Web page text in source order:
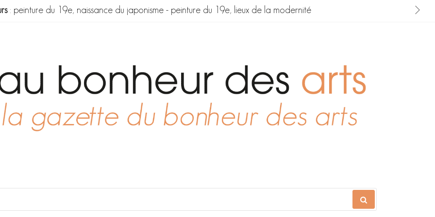
: peinture du 19e, naissance du japonisme- peinture du 19e, lieux de la modernité